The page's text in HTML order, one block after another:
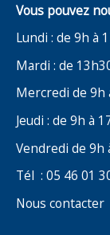
Vous pouvez
Lundi : de 9h à
Mardi : de
Mercredi de 9h
Jeudi : de 9h à
Vendredi de 9h
Tél : 05 46 01
Nous contacter